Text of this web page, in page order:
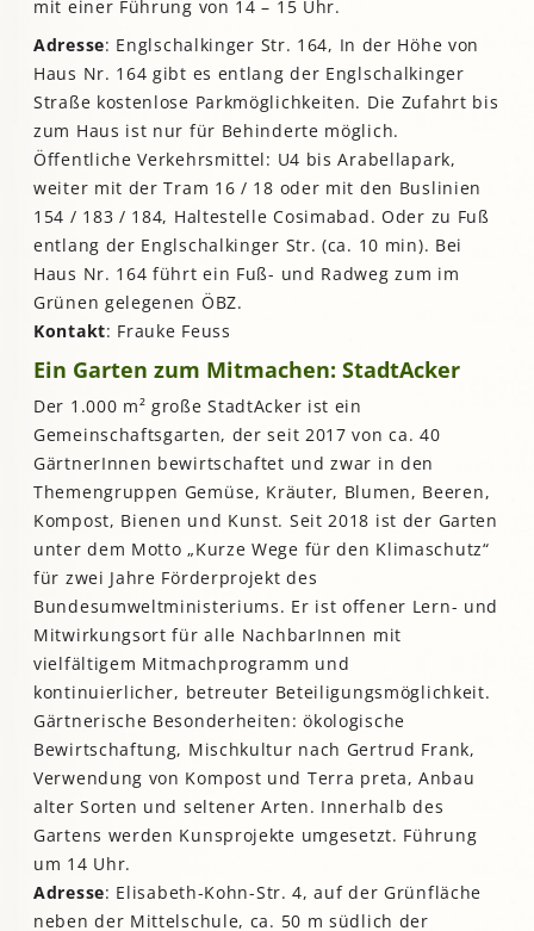
mit einer Führung von 14 – 15 Uhr.
Adresse: Englschalkinger Str. 164, In der Höhe von
Haus Nr. 164 gibt es entlang der Englschalkinger
Straße kostenlose Parkmöglichkeiten. Die Zufahrt bis
zum Haus ist nur für Behinderte möglich.
Öffentliche Verkehrsmittel: U4 bis Arabellapark,
weiter mit der Tram 16 / 18 oder mit den Buslinien
154 / 183 / 184, Haltestelle Cosimabad. Oder zu Fuß
entlang der Englschalkinger Str. (ca. 10 min). Bei
Haus Nr. 164 führt ein Fuß- und Radweg zum im
Grünen gelegenen ÖBZ.
Kontakt: Frauke Feuss
Ein Garten zum Mitmachen: StadtAcker
Der 1.000 m² große StadtAcker ist ein
Gemeinschaftsgarten, der seit 2017 von ca. 40
GärtnerInnen bewirtschaftet und zwar in den
Themengruppen Gemüse, Kräuter, Blumen, Beeren,
Kompost, Bienen und Kunst. Seit 2018 ist der Garten
unter dem Motto „Kurze Wege für den Klimaschutz“
für zwei Jahre Förderprojekt des
Bundesumweltministeriums. Er ist offener Lern- und
Mitwirkungsort für alle NachbarInnen mit
vielfältigem Mitmachprogramm und
kontinuierlicher, betreuter Beteiligungsmöglichkeit.
Gärtnerische Besonderheiten: ökologische
Bewirtschaftung, Mischkultur nach Gertrud Frank,
Verwendung von Kompost und Terra preta, Anbau
alter Sorten und seltener Arten. Innerhalb des
Gartens werden Kunsprojekte umgesetzt. Führung
um 14 Uhr.
Adresse: Elisabeth-Kohn-Str. 4, auf der Grünfläche
neben der Mittelschule, ca. 50 m südlich der